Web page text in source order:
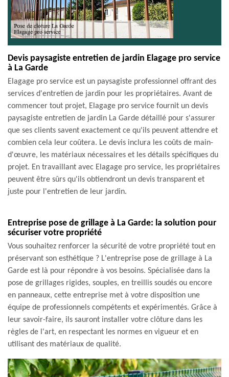
Devis paysagiste entretien de jardin Elagage pro service
à La Garde
Elagage pro service est un paysagiste professionnel offrant des
services d'entretien de jardin pour les propriétaires. Avant de
commencer tout projet, Elagage pro service fournit un devis
paysagiste entretien de jardin La Garde détaillé pour s'assurer
que ses clients savent exactement ce qu'ils peuvent attendre et
combien cela leur coûtera. Le devis inclura les coûts de main-
d'œuvre, les matériaux nécessaires et les détails spécifiques du
projet. En travaillant avec Elagage pro service, les propriétaires
peuvent être sûrs qu'ils obtiendront un devis transparent et
juste pour l'entretien de leur jardin.
Entreprise pose de grillage à La Garde: la solution pour
sécuriser votre propriété
Vous souhaitez renforcer la sécurité de votre propriété tout en
préservant son esthétique ? L'entreprise pose de grillage à La
Garde est là pour répondre à vos besoins. Spécialisée dans la
pose de grillages rigides, souples, en treillis soudés ou encore
en panneaux, cette entreprise met à votre disposition une
équipe de professionnels compétents et expérimentés. Grâce à
leur savoir-faire, ils sauront installer votre clôture dans les
règles de l'art, en respectant les normes en vigueur et en
utilisant des matériaux de qualité.